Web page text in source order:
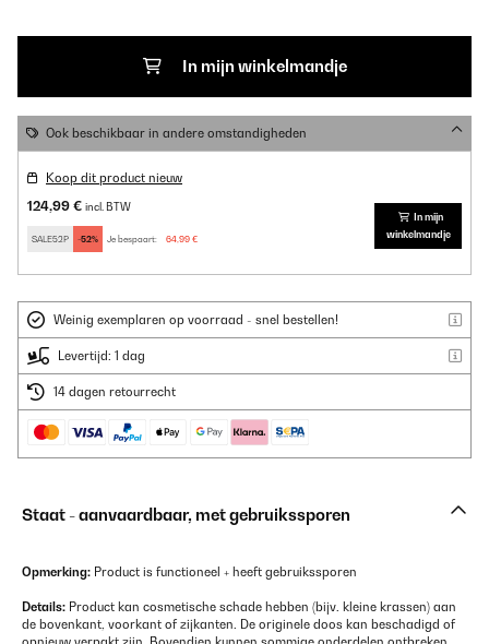
In mijn winkelmandje
Ook beschikbaar in andere omstandigheden
Koop dit product nieuw
124,99 € incl. BTW
SALE52P -52% Je bespaart: 64,99 €
In mijn
winkelmandje
Weinig exemplaren op voorraad - snel bestellen!
Levertijd: 1 dag
14 dagen retourrecht
Staat - aanvaardbaar, met gebruikssporen
Opmerking: Product is functioneel + heeft gebruikssporen
Details: Product kan cosmetische schade hebben (bijv. kleine krassen) aan
de bovenkant, voorkant of zijkanten. De originele doos kan beschadigd of